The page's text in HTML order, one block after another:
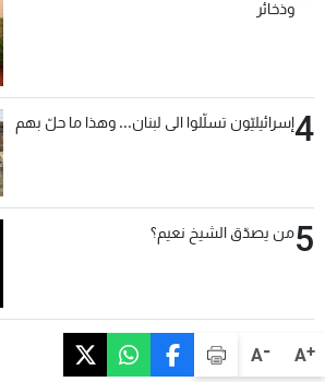
A+
A-
وذخائر
4إسرائيليّون تسلّلوا الى لبنان... وهذا ما حلّ بهم
5من يصدّق الشيخ نعيم؟